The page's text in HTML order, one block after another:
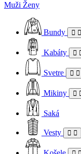
Muži Ženy
Bundy
Kabáty
Svetre
Mikiny
Saká
Vesty